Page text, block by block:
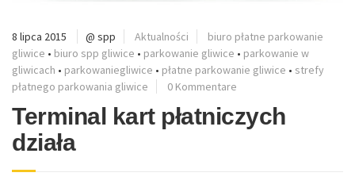
8 lipca 2015 @ spp Aktualności
biuro płatne parkowanie
gliwice • biuro spp gliwice • parkowanie gliwice • parkowanie w
gliwicach • parkowaniegliwice • płatne parkowanie gliwice • strefy
płatnego parkowania gliwice
0 Kommentare
Terminal kart płatniczych
działa